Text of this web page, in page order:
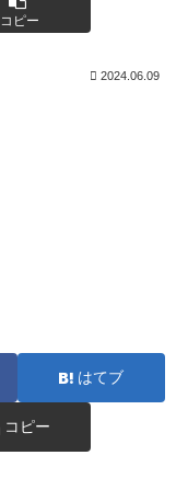
コピー
2024.06.09
はてブ
コピー